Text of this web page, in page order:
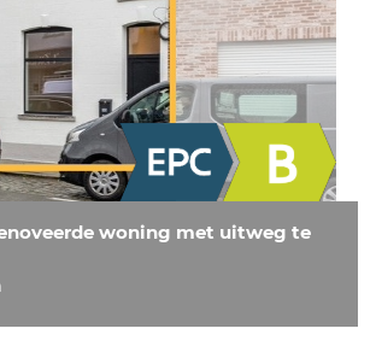
woning met uitweg te